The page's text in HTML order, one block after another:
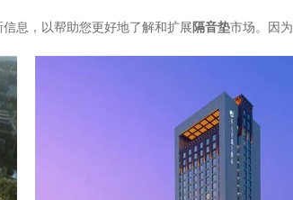
信息，以帮助您更好地了解和扩展 隔音垫市场。因为